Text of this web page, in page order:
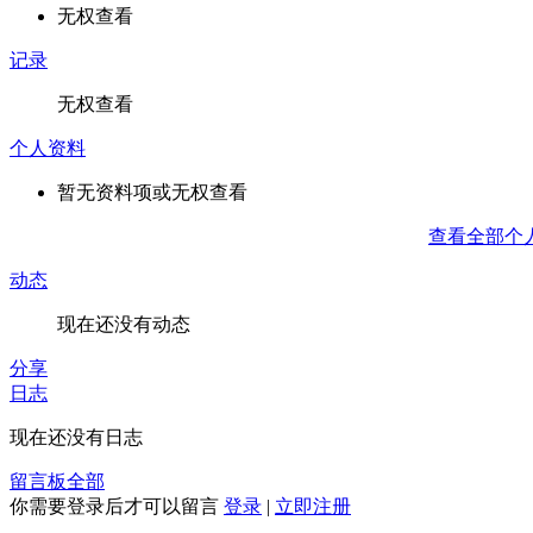
无权查看
记录
无权查看
个人资料
暂无资料项或无权查看
查看全部个
动态
现在还没有动态
分享
日志
现在还没有日志
留言板全部
你需要登录后才可以留言 登录 | 立即注册